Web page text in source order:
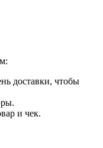
доставки, чтобы
и чек.